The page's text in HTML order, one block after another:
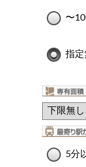
〜
指定
5分